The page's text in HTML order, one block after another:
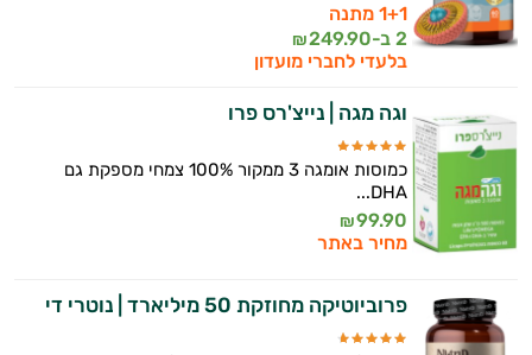
1+1 מתנה
2 ב-
249.90
₪
בלעדי לחברי מועדון
וגה מגה | נייצ'רס פרו
כמוסות אומגה 3 ממקור 100% צמחי מספקת גם
DHA...
99.90
₪
מחיר באתר
פרוביוטיקה מחוזקת 50 מיליארד | נוטרי די
אני כאן כדי לעזור לך להתאים את תוספי
התזונה ומוצרי הבריאות המדויקים למטרות
עובדים יחד כדי למקסם תוצאות גם בחיי היום
יום וגם בתחום הכושר והספורט.
המטרה שלי היא להתאים עבורך המלצות
אישיות מבוססות מדעית.
זה הזמן להתחיל. איך אוכל לעזור?